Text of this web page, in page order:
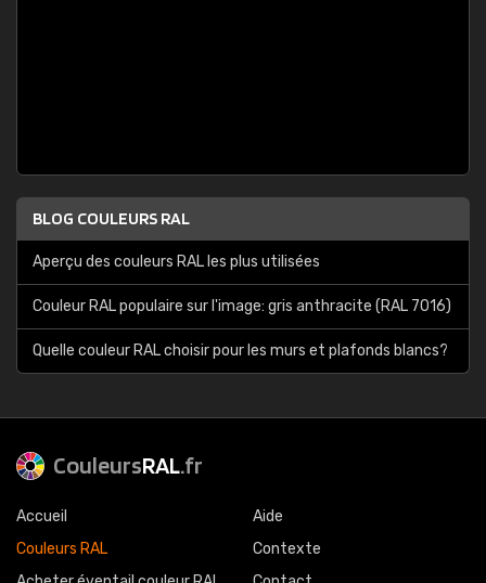
BLOG COULEURS RAL
Aperçu des couleurs RAL les plus utilisées
Couleur RAL populaire sur l'image: gris anthracite (RAL 7016)
Quelle couleur RAL choisir pour les murs et plafonds blancs?
CouleursRAL.fr
Accueil
Couleurs RAL
Aide
Contexte